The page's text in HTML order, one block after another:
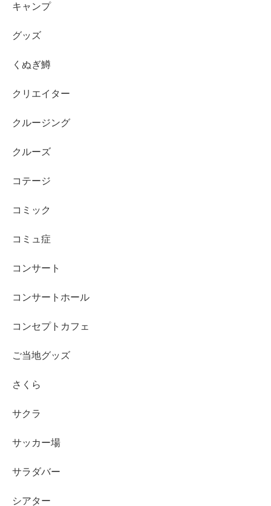
キャンプ
グッズ
くぬぎ鱒
クリエイター
クルージング
クルーズ
コテージ
コミック
コミュ症
コンサート
コンサートホール
コンセプトカフェ
ご当地グッズ
さくら
サクラ
サッカー場
サラダバー
シアター